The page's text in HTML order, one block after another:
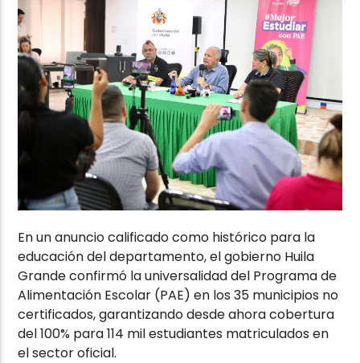
En un anuncio calificado como histórico para la
educación del departamento, el gobierno Huila
Grande confirmó la universalidad del Programa de
Alimentación Escolar (PAE) en los 35 municipios no
certificados, garantizando desde ahora cobertura
del 100% para 114 mil estudiantes matriculados en
el sector oficial.